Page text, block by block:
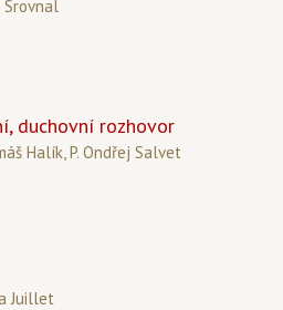
Srovnal
duchovní rozhovor
Halík, P. Ondřej Salvet
Juillet